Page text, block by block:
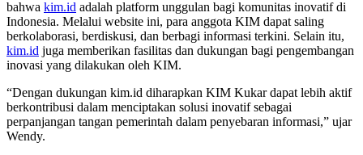
bahwa kim.id adalah platform unggulan bagi komunitas inovatif di
Indonesia. Melalui website ini, para anggota KIM dapat saling
berkolaborasi, berdiskusi, dan berbagi informasi terkini. Selain itu,
kim.id juga memberikan fasilitas dan dukungan bagi pengembangan
inovasi yang dilakukan oleh KIM.
“Dengan dukungan kim.id diharapkan KIM Kukar dapat lebih aktif
berkontribusi dalam menciptakan solusi inovatif sebagai
perpanjangan tangan pemerintah dalam penyebaran informasi,” ujar
Wendy.